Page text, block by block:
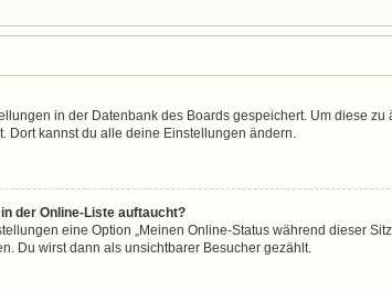
in der Datenbank des Boards gespeichert. Um diese
kannst du alle deine Einstellungen ändern.
der Online-Liste auftaucht?
eine Option „Meinen Online-Status während dieser
Du wirst dann als unsichtbarer Besucher gezählt.